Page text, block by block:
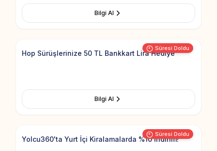
Bilgi Al
Süresi Doldu
Add to
Hop Sürüşlerinize 50 TL Bankkart Lira Hediye
Bilgi Al
Süresi Doldu
Add to
Yolcu360'ta Yurt İçi Kiralamalarda %10 İndirim!